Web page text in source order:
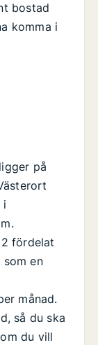
bostad
komma i
på
i
fördelat
som en
månad.
så du ska
du vill